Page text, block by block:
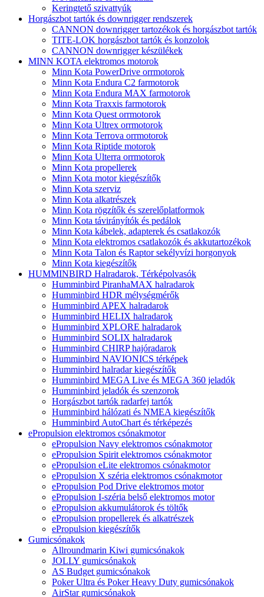
Keringtető szivattyúk
Horgászbot tartók és downrigger rendszerek
CANNON downrigger tartozékok és horgászbot tartók
TITE-LOK horgászbot tartók és konzolok
CANNON downrigger készülékek
MINN KOTA elektromos motorok
Minn Kota PowerDrive orrmotorok
Minn Kota Endura C2 farmotorok
Minn Kota Endura MAX farmotorok
Minn Kota Traxxis farmotorok
Minn Kota Quest orrmotorok
Minn Kota Ultrex orrmotorok
Minn Kota Terrova orrmotorok
Minn Kota Riptide motorok
Minn Kota Ulterra orrmotorok
Minn Kota propellerek
Minn Kota motor kiegészítők
Minn Kota szerviz
Minn Kota alkatrészek
Minn Kota rögzítők és szerelőplatformok
Minn Kota távirányítók és pedálok
Minn Kota kábelek, adapterek és csatlakozók
Minn Kota elektromos csatlakozók és akkutartozékok
Minn Kota Talon és Raptor sekélyvízi horgonyok
Minn Kota kiegészítők
HUMMINBIRD Halradarok, Térképolvasók
Humminbird PiranhaMAX halradarok
Humminbird HDR mélységmérők
Humminbird APEX halradarok
Humminbird HELIX halradarok
Humminbird XPLORE halradarok
Humminbird SOLIX halradarok
Humminbird CHIRP hajóradarok
Humminbird NAVIONICS térképek
Humminbird halradar kiegészítők
Humminbird MEGA Live és MEGA 360 jeladók
Humminbird jeladók és szenzorok
Horgászbot tartók radarfej tartók
Humminbird hálózati és NMEA kiegészítők
Humminbird AutoChart és térképezés
ePropulsion elektromos csónakmotor
ePropulsion Navy elektromos csónakmotor
ePropulsion Spirit elektromos csónakmotor
ePropulsion eLite elektromos csónakmotor
ePropulsion X széria elektromos csónakmotor
ePropulsion Pod Drive elektromos motor
ePropulsion I-széria belső elektromos motor
ePropulsion akkumulátorok és töltők
ePropulsion propellerek és alkatrészek
ePropulsion kiegészítők
Gumicsónakok
Allroundmarin Kiwi gumicsónakok
JOLLY gumicsónakok
AS Budget gumicsónakok
Poker Ultra és Poker Heavy Duty gumicsónakok
AirStar gumicsónakok